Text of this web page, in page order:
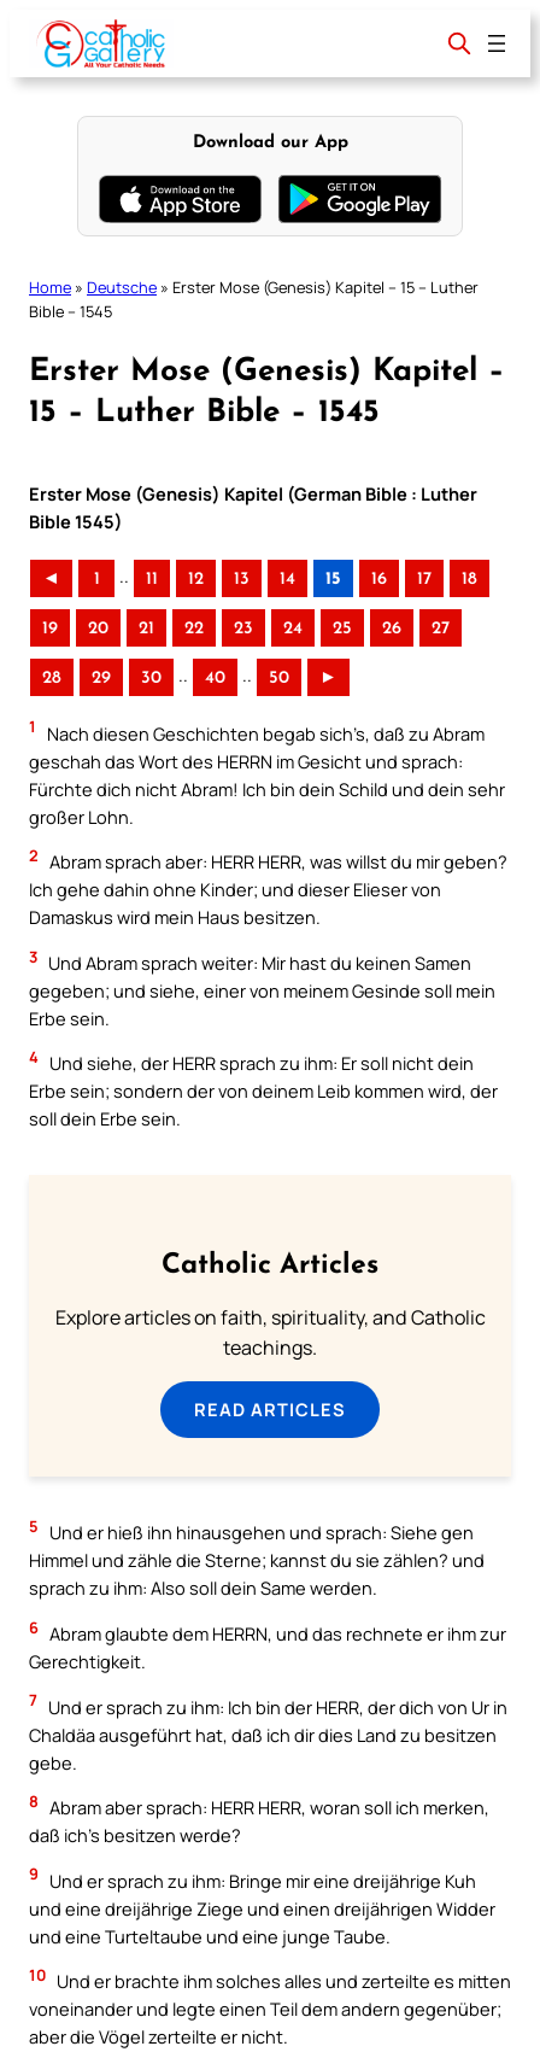
content
Download our App
Home » Deutsche » Erster Mose (Genesis) Kapitel – 15 – Luther
Bible – 1545
Erster Mose (Genesis) Kapitel –
15 – Luther Bible – 1545
Erster Mose (Genesis) Kapitel (German Bible : Luther
Bible 1545)
◄ 1 .. 11 12 13 14 15 16 17 18
19 20 21 22 23 24 25 26 27
28 29 30 .. 40 .. 50 ►
1
Nach diesen Geschichten begab sich’s, daß zu Abram
geschah das Wort des HERRN im Gesicht und sprach:
Fürchte dich nicht Abram! Ich bin dein Schild und dein sehr
großer Lohn.
2 Abram sprach aber: HERR HERR, was willst du mir geben?
Ich gehe dahin ohne Kinder; und dieser Elieser von
Damaskus wird mein Haus besitzen.
3 Und Abram sprach weiter: Mir hast du keinen Samen
gegeben; und siehe, einer von meinem Gesinde soll mein
Erbe sein.
4 Und siehe, der HERR sprach zu ihm: Er soll nicht dein
Erbe sein; sondern der von deinem Leib kommen wird, der
soll dein Erbe sein.
Catholic Articles
Explore articles on faith, spirituality, and Catholic
teachings.
READ ARTICLES
5
Und er hieß ihn hinausgehen und sprach: Siehe gen
Himmel und zähle die Sterne; kannst du sie zählen? und
sprach zu ihm: Also soll dein Same werden.
6 Abram glaubte dem HERRN, und das rechnete er ihm zur
Gerechtigkeit.
7 Und er sprach zu ihm: Ich bin der HERR, der dich von Ur in
Chaldäa ausgeführt hat, daß ich dir dies Land zu besitzen
gebe.
8 Abram aber sprach: HERR HERR, woran soll ich merken,
daß ich’s besitzen werde?
9
Und er sprach zu ihm: Bringe mir eine dreijährige Kuh
und eine dreijährige Ziege und einen dreijährigen Widder
und eine Turteltaube und eine junge Taube.
10 Und er brachte ihm solches alles und zerteilte es mitten
voneinander und legte einen Teil dem andern gegenüber;
aber die Vögel zerteilte er nicht.